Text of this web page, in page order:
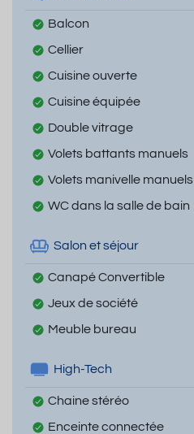
Balcon
Cellier
Cuisine ouverte
Cuisine équipée
Double vitrage
Volets battants manuels
Volets manivelle manuels
WC dans la salle de bain
Salon et séjour
Canapé Convertible
Jeux de société
Meuble bureau
High-Tech
Chaine stéréo
Enceinte connectée